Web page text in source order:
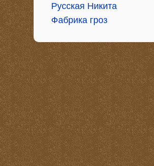
Русская Никита
Фабрика гроз